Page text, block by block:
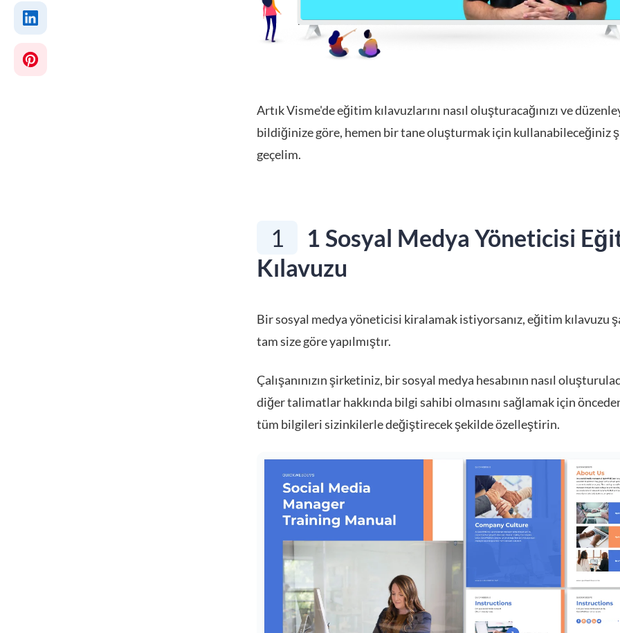
Artık Visme'de eğitim kılavuzlarını nasıl oluşturacağınızı ve
bildiğinize göre, hemen bir tane oluşturmak için kullanabileceğiniz
geçelim.
1
1 Sosyal Medya Yöneticisi
Kılavuzu
Bir sosyal medya yöneticisi kiralamak istiyorsanız, eğitim kılavuzu
tam size göre yapılmıştır.
Çalışanınızın şirketiniz, bir sosyal medya hesabının nasıl
diğer talimatlar hakkında bilgi sahibi olmasını sağlamak için
tüm bilgileri sizinkilerle değiştirecek şekilde özelleştirin.